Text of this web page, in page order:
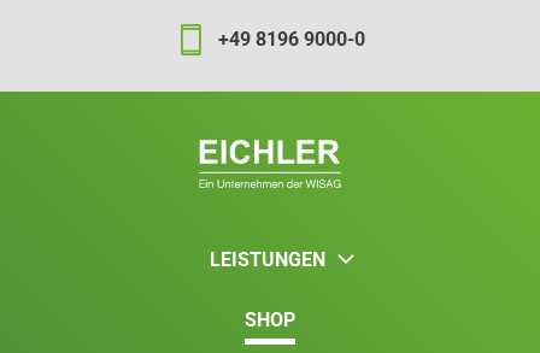
+49 8196 9000-0
LEISTUNGEN
SHOP